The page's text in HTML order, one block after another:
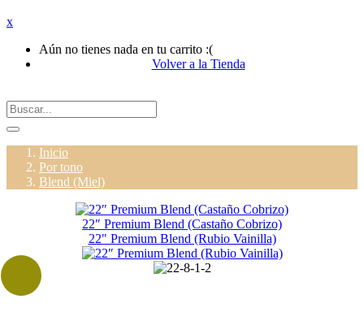
x
Aún no tienes nada en tu carrito :(
Volver a la Tienda
Inicio
Por tono
Blend (Miel)
22″ Premium Blend (Castaño Cobrizo)
22" Premium Blend (Rubio Vainilla)